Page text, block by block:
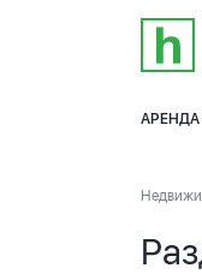
АРЕНДА